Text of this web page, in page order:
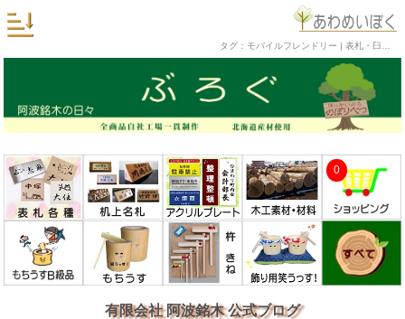
0
有限会社 阿波銘木 公式ブログ